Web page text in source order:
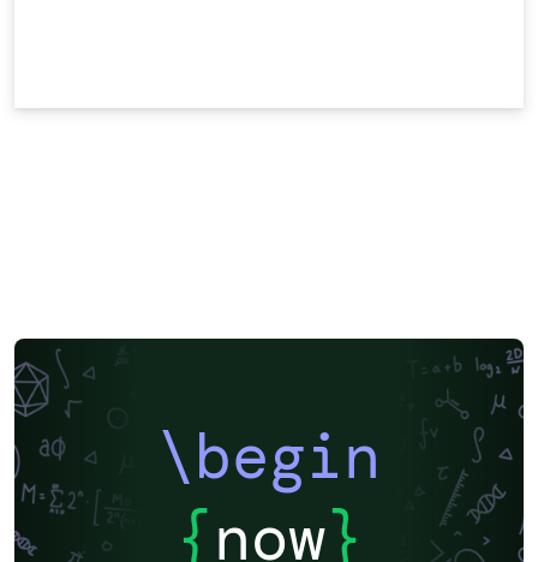
\begin
{now}